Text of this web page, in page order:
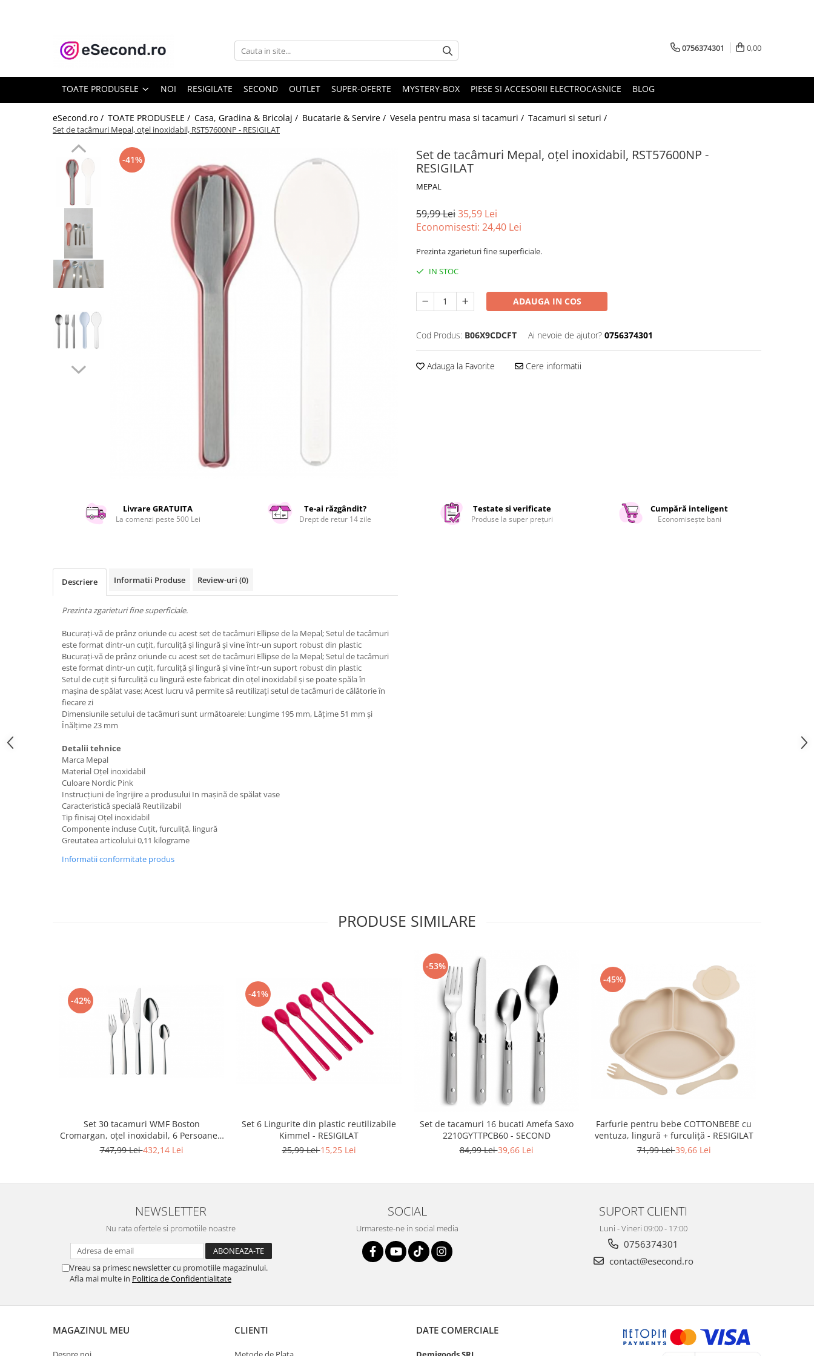
TOATE PRODUSELE
Accesorii Auto
Covorase auto
Echipamente pentru Atelier
Electronice Auto
Intretinere & Cosmetica auto
Trotinete electrice
Casa, Gradina & Bricolaj
Bucatarie & Servire
Curatenie si intretinere
Decoratiuni
Hobby-uri creative
Kit-uri automatizari porti si usi
Silicon, spume si solutii tehnice
Utilaje si materiale de constructii
Laptop, Tablete & Telefoane
Accesorii tablete
Telefoane Mobile & accesorii
Wearable & Gadgeturi
Electrocasnice & Climatizare
Accesorii si piese masini spalat
rufe si uscatoare
Accesorii si piese masini spalat
Aparate Frigorifice
Aparate Racire Aer
Aragaze si cuptoare cu microunde
Climatizare & sisteme de incalzire
Electrocasnice pentru Bucatarie
Fiare de calcat si masini de cusut
Ingrijire Locuinta
Purificatoare de aer
Imbracaminte femei
Imbracaminte si Incaltaminte copii
Console, Jocuri & Accesorii
Ingrijire personala & Cosmetice
Consumabile sanitare
Cosmetice si produse ingrijire
Camera copilului
0756374301 0,00
TOATE PRODUSELE NOI RESIGILATE SECOND OUTLET SUPER-OFERTE MYSTERY-BOX PIESE SI ACCESORII ELECTROCASNICE BLOG
eSecond.ro / TOATE PRODUSELE / Casa, Gradina & Bricolaj / Bucatarie & Servire / Vesela pentru masa si tacamuri / Tacamuri si seturi /
Set de tacâmuri Mepal, oțel inoxidabil, RST57600NP - RESIGILAT
Set de tacâmuri Mepal, oțel inoxidabil, RST57600NP -
RESIGILAT
MEPAL
-41%
59,99 Lei35,59 Lei
Economisesti: 24,40 Lei
Prezinta zgarieturi fine superficiale.
IN STOC
ADAUGA IN COS
Cod Produs: B06X9CDCFT Ai nevoie de ajutor? 0756374301
Adauga la Favorite Cere informatii
Livrare GRATUITA
La comenzi peste 500 Lei
Te-ai răzgândit?
Drept de retur 14 zile
Testate si verificate
Produse la super prețuri
Cumpără inteligent
Economisește bani
Descriere Informatii Produse Review-uri (0)
Prezinta zgarieturi fine superficiale.
Bucurați-vă de prânz oriunde cu acest set de tacâmuri Ellipse de la Mepal; Setul de tacâmuri
este format dintr-un cuțit, furculiță și lingură și vine într-un suport robust din plastic
Bucurați-vă de prânz oriunde cu acest set de tacâmuri Ellipse de la Mepal; Setul de tacâmuri
este format dintr-un cuțit, furculiță și lingură și vine într-un suport robust din plastic
Setul de cuțit și furculiță cu lingură este fabricat din oțel inoxidabil și se poate spăla în
mașina de spălat vase; Acest lucru vă permite să reutilizați setul de tacâmuri de călătorie în
fiecare zi
Dimensiunile setului de tacâmuri sunt următoarele: Lungime 195 mm, Lățime 51 mm și
Înălțime 23 mm
Detalii tehnice
Marca Mepal
Material Oțel inoxidabil
Culoare Nordic Pink
Instrucțiuni de îngrijire a produsului In mașină de spălat vase
Caracteristică specială Reutilizabil
Tip finisaj Oțel inoxidabil
Componente incluse Cuțit, furculiță, lingură
Greutatea articolului 0,11 kilograme
Informatii conformitate produs
PRODUSE SIMILARE
-42%
Set 30 tacamuri WMF Boston
Cromargan, oțel inoxidabil, 6 Persoane -
RESIGILAT
747,99 Lei432,14 Lei
-41%
Set 6 Lingurite din plastic reutilizabile
Kimmel - RESIGILAT
25,99 Lei15,25 Lei
-53%
Set de tacamuri 16 bucati Amefa Saxo
2210GYTTPCB60 - SECOND
84,99 Lei39,66 Lei
-45%
Farfurie pentru bebe COTTONBEBE cu
ventuza, lingură + furculiță - RESIGILAT
71,99 Lei39,66 Lei
NEWSLETTER
Nu rata ofertele si promotiile noastre
Vreau sa primesc newsletter cu promotiile magazinului.
Afla mai multe in Politica de Confidentialitate
SOCIAL
Urmareste-ne in social media
SUPORT CLIENTI
Luni - Vineri 09:00 - 17:00
0756374301
contact@esecond.ro
MAGAZINUL MEU CLIENTI DATE COMERCIALE